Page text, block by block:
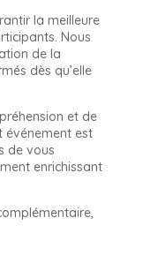
la meilleure
Nous
de la
dès qu’elle
et de
événement est
de vous
enrichissant